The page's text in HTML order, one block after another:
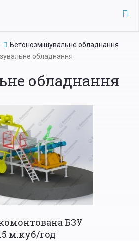
Бетонозмішувальне обладнання
обладнання
обладнання
БЗУ
м.куб/год